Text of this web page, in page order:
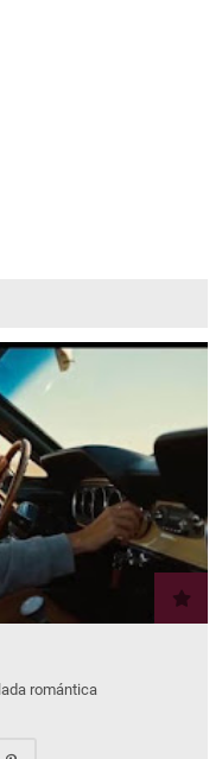
romántica